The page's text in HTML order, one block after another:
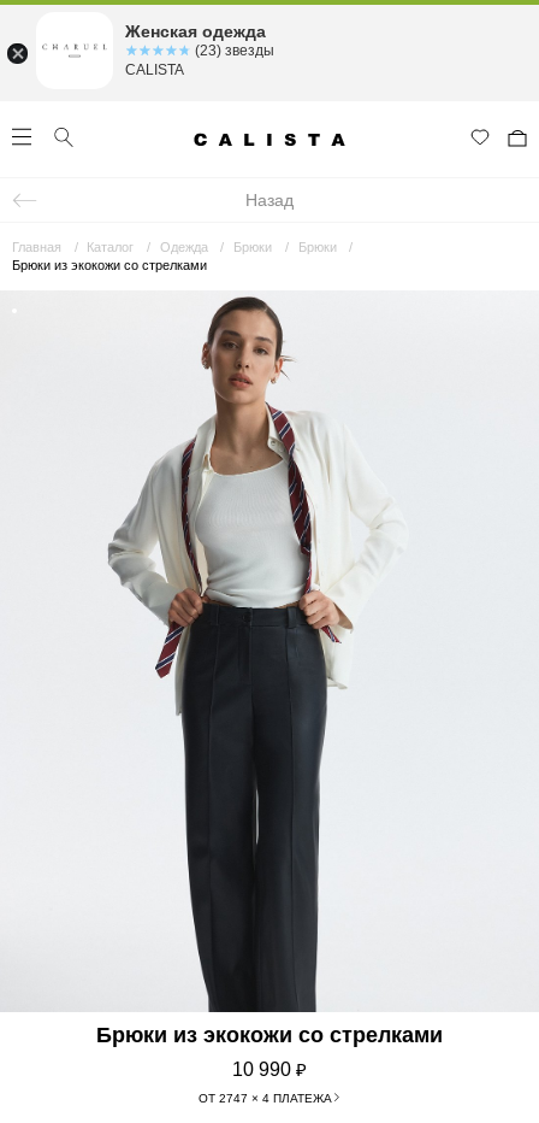
Назад
Главная Каталог Одежда Брюки
Брюки
Брюки из экокожи со стрелками
Брюки из экокожи со стрелками
10 990 ₽
ОТ 2747 × 4 ПЛАТЕЖА
Женская одежда
☆☆☆☆☆
★★★★★ (23) звезды
CALISTA